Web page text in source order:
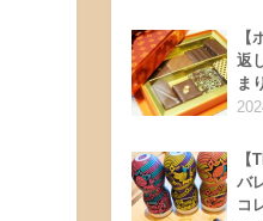
【
返
ま
【
バ
コ